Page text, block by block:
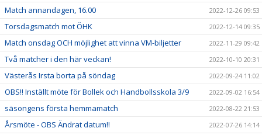
Match annandagen, 16.00 2022-12-26 09:53
Torsdagsmatch mot ÖHK 2022-12-14 09:35
Match onsdag OCH möjlighet att vinna VM-biljetter 2022-11-29 09:42
Två matcher i den här veckan! 2022-10-10 20:31
Västerås Irsta borta på söndag 2022-09-24 11:02
OBS!! Inställt möte för Bollek och Handbollsskola 3/9 2022-09-02 16:54
säsongens första hemmamatch 2022-08-22 21:53
Årsmöte - OBS Ändrat datum!! 2022-07-26 14:14